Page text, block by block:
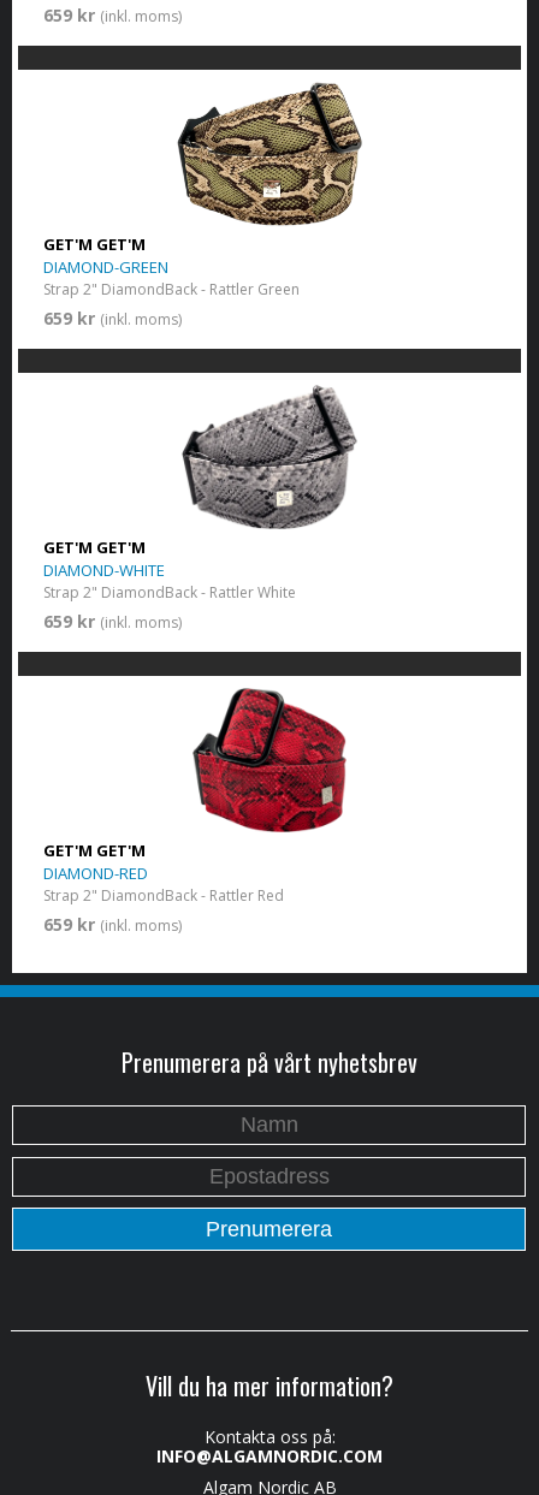
659 kr (inkl. moms)
GET'M GET'M
DIAMOND-GREEN
Strap 2" DiamondBack - Rattler Green
659 kr (inkl. moms)
GET'M GET'M
DIAMOND-WHITE
Strap 2" DiamondBack - Rattler White
659 kr (inkl. moms)
GET'M GET'M
DIAMOND-RED
Strap 2" DiamondBack - Rattler Red
659 kr (inkl. moms)
Prenumerera på vårt nyhetsbrev
Vill du ha mer information?
Kontakta oss på:
INFO@ALGAMNORDIC.COM
Algam Nordic AB